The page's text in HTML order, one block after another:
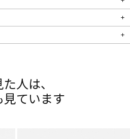
人は、
見ています